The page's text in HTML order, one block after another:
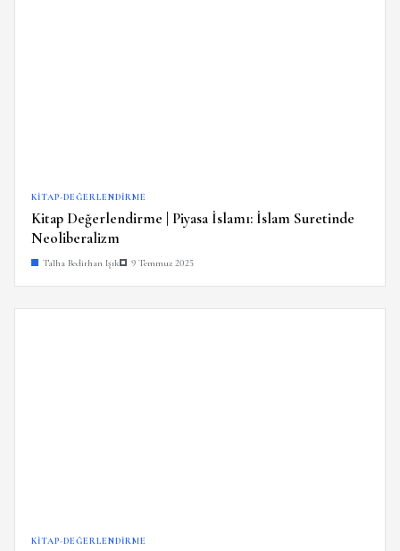
KITAP-DEĞERLENDIRME
Kitap Değerlendirme | Piyasa İslamı: İslam Suretinde
Neoliberalizm
Talha Bedirhan Işık 9 Temmuz 2025
KITAP-DEĞERLENDIRME